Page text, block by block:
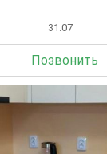
31.07
Позвонить